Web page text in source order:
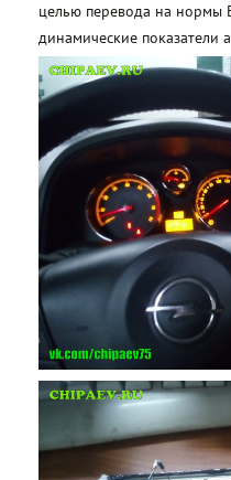
целью перевода на нормы
динамические показатели